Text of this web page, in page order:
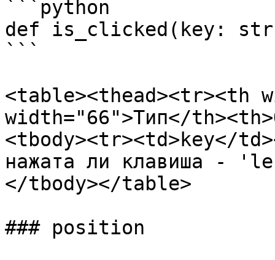
```python
def is_clicked(key:
```
<table><thead><tr><th
width="66">Тип</
<tbody><tr><td>key</
нажата ли клавиша
</tbody></table>
### position